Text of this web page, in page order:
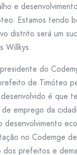
e
Estamos tendo
distrito será um
Willkys.
do
de Timóteo
é que
emprego da
desenvolvimento
no Codemge
dos prefeitos e